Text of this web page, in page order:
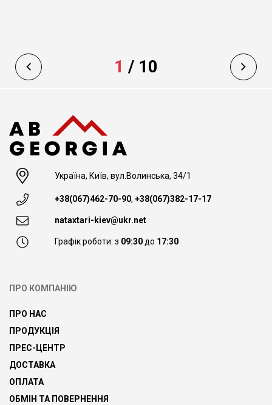
1 / 10
Україна, Київ, вул.Волинська, 34/1
+38(067)462-70-90, +38(067)382-17-17
nataxtari-kiev@ukr.net
Графік роботи: з 09:30до 17:30
ПРО КОМПАНІЮ
ПРО НАС
ПРОДУКЦІЯ
ПРЕС-ЦЕНТР
ДОСТАВКА
ОПЛАТА
ОБМІН ТА ПОВЕРНЕННЯ